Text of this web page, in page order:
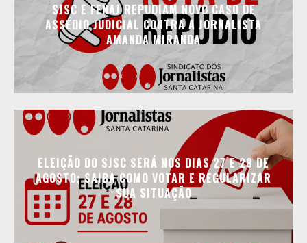
SJSC E FENAJ REPUDIAM NOVO CASO DE
ASSÉDIO JUDICIAL CONTRA A JORNALISTA
AMANDA MIRANDA
ELEIÇÃO DO SJSC SERÁ NOS DIAS 27 E 28 DE
AGOSTO; SAIBA COMO VOTAR E REGULARIZAR
SUA SITUAÇÃO